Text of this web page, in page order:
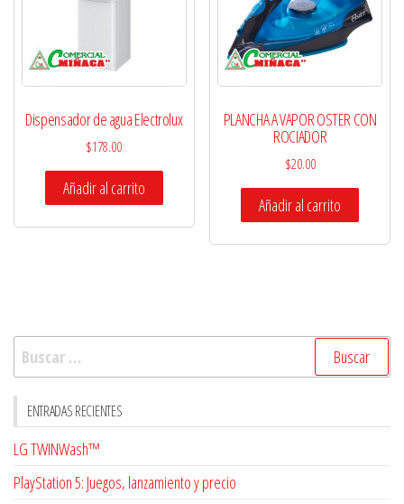
Dispensador de agua Electrolux
$178.00
Añadir al carrito
PLANCHA A VAPOR OSTER CON
ROCIADOR
$20.00
Añadir al carrito
Buscar:
ENTRADAS RECIENTES
LG TWINWash™
PlayStation 5: Juegos, lanzamiento y precio